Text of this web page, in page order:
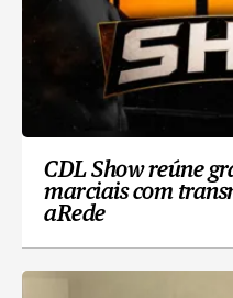
CDL Show reúne
marciais com
aRede